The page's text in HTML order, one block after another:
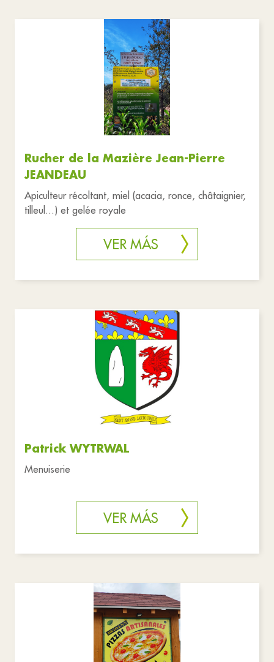
Rucher de la Mazière Jean-Pierre
JEANDEAU
Apiculteur récoltant, miel (acacia, ronce, châtaignier,
tilleul...) et gelée royale
VER MÁS
Patrick WYTRWAL
Menuiserie
VER MÁS